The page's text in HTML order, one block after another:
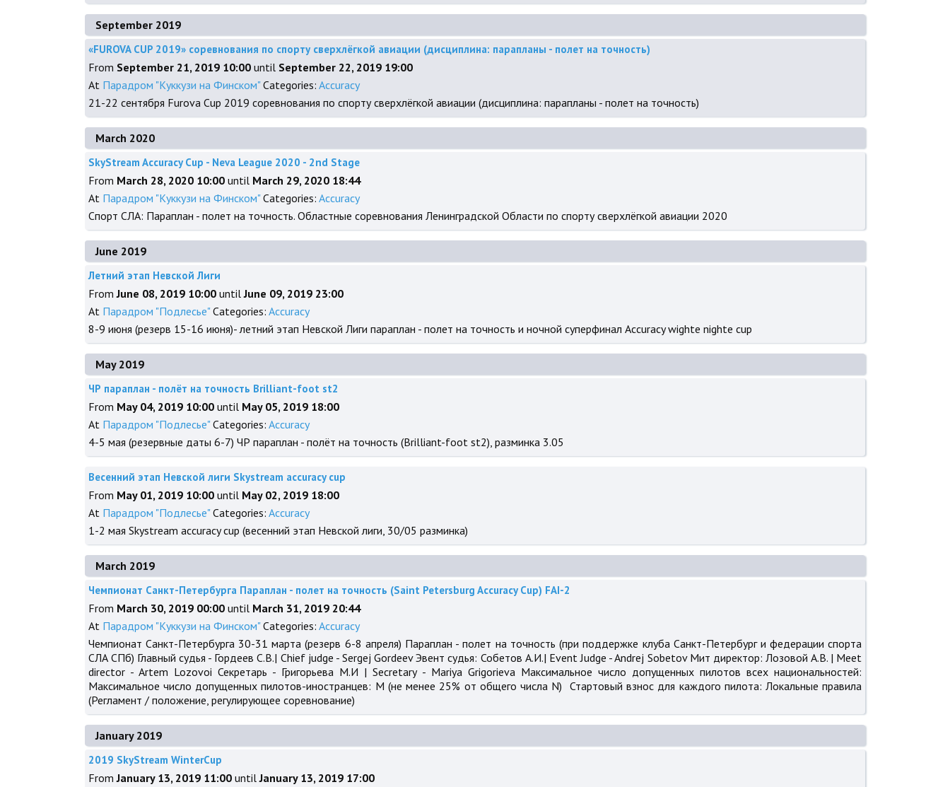
September 2019
«FUROVA CUP 2019» соревнования по спорту сверхлёгкой авиации (дисциплина: парапланы - полет на точность)
From September 21, 2019 10:00 until September 22, 2019 19:00
At Парадром "Куккузи на Финском" Categories: Accuracy
21-22 сентября Furova Cup 2019 соревнования по спорту сверхлёгкой авиации (дисциплина: парапланы - полет на точность)
March 2020
SkyStream Accuracy Cup - Neva League 2020 - 2nd Stage
From March 28, 2020 10:00 until March 29, 2020 18:44
At Парадром "Куккузи на Финском" Categories: Accuracy
Спорт СЛА: Параплан - полет на точность. Областные соревнования Ленинградской Области по спорту сверхлёгкой авиации 2020
June 2019
Летний этап Невской Лиги
FromJune 08, 2019 10:00 untilJune 09, 2019 23:00
At Парадром "Подлесье" Categories: Accuracy
8-9 июня (резерв 15-16 июня)- летний этап Невской Лиги параплан - полет на точность и ночной суперфинал Accuracy wighte nighte cup
May 2019
ЧР параплан - полёт на точность Brilliant-foot st2
From May 04, 2019 10:00 until May 05, 2019 18:00
At Парадром "Подлесье" Categories: Accuracy
4-5 мая (резервные даты 6-7) ЧР параплан - полёт на точность (Brilliant-foot st2), разминка 3.05
Весенний этап Невской лиги Skystream accuracy cup
From May 01, 2019 10:00 until May 02, 2019 18:00
At Парадром "Подлесье" Categories: Accuracy
1-2 мая Skystream accuracy cup (весенний этап Невской лиги, 30/05 разминка)
March 2019
Чемпионат Санкт-Петербурга Параплан - полет на точность (Saint Petersburg Accuracy Cup) FAI-2
From March 30, 2019 00:00 until March 31, 2019 20:44
At Парадром "Куккузи на Финском" Categories: Accuracy
Чемпионат Санкт-Петербурга 30-31 марта (резерв 6-8 апреля) Параплан - полет на точность (при поддержке клуба Санкт-Петербург и федерации спорта
СЛА СПб) Главный судья - Гордеев С.В.| Chief judge - Sergej Gordeev Эвент судья: Собетов А.И.| Event Judge - Andrej Sobetov Мит директор: Лозовой А.В. | Meet
director - Artem Lozovoi Секретарь - Григорьева М.И | Secretary - Mariya Grigorieva Максимальное число допущенных пилотов всех национальностей:
Максимальное число допущенных пилотов-иностранцев: M (не менее 25% от общего числа N) Стартовый взнос для каждого пилота: Локальные правила
(Регламент / положение, регулирующее соревнование)
January 2019
2019 SkyStream WinterCup
FromJanuary 13, 2019 11:00 untilJanuary 13, 2019 17:00